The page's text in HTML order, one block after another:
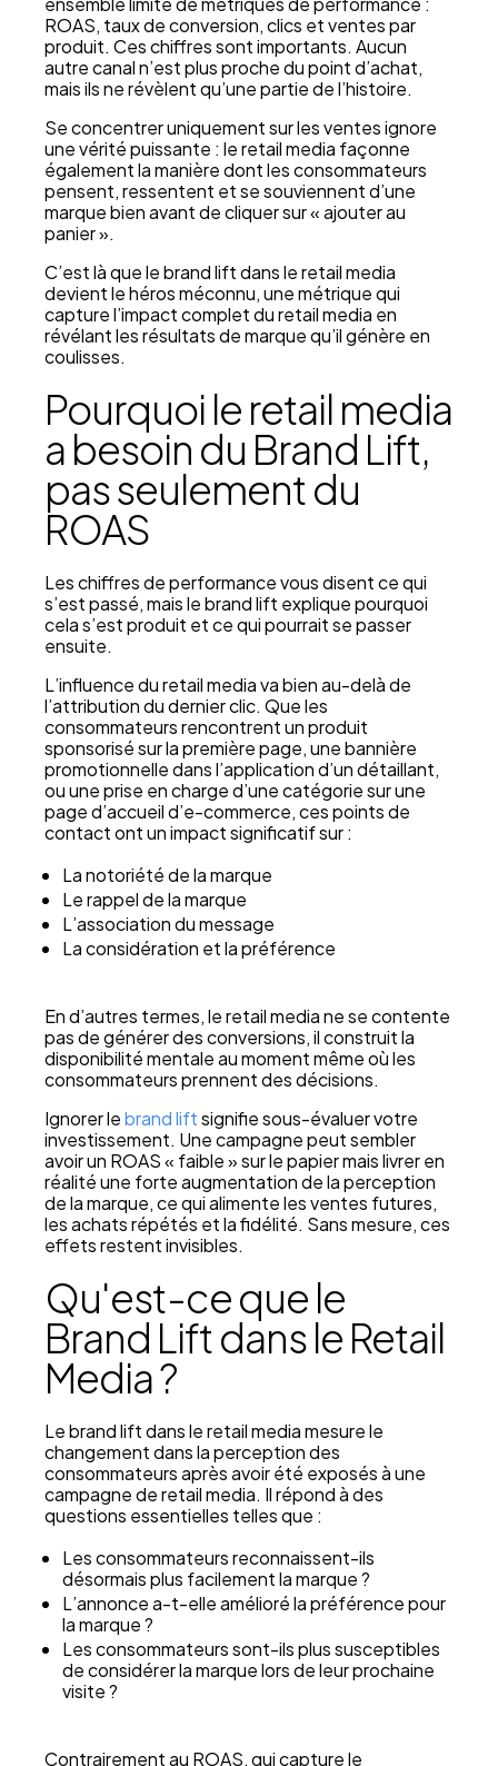
ROAS, taux de conversion, clics et ventes par
produit. Ces chiffres sont importants. Aucun
autre canal n’est plus proche du point d’achat,
mais ils ne révèlent qu’une partie de l’histoire.
Se concentrer uniquement sur les ventes ignore
une vérité puissante : le retail media façonne
également la manière dont les consommateurs
pensent, ressentent et se souviennent d’une
marque bien avant de cliquer sur « ajouter au
panier ».
C’est là que le brand lift dans le retail media
devient le héros méconnu, une métrique qui
capture l’impact complet du retail media en
révélant les résultats de marque qu’il génère en
coulisses.
Pourquoi le retail media
a besoin du Brand Lift,
pas seulement du
ROAS
Les chiffres de performance vous disent ce qui
s’est passé, mais le brand lift explique pourquoi
cela s’est produit et ce qui pourrait se passer
ensuite.
L’influence du retail media va bien au-delà de
l’attribution du dernier clic. Que les
consommateurs rencontrent un produit
sponsorisé sur la première page, une bannière
promotionnelle dans l’application d’un détaillant,
ou une prise en charge d’une catégorie sur une
page d’accueil d’e-commerce, ces points de
contact ont un impact significatif sur :
La notoriété de la marque
Le rappel de la marque
L’association du message
La considération et la préférence
En d’autres termes, le retail media ne se contente
pas de générer des conversions, il construit la
disponibilité mentale au moment même où les
consommateurs prennent des décisions.
Ignorer lebrand liftsignifie sous-évaluer votre
investissement. Une campagne peut sembler
avoir un ROAS « faible » sur le papier mais livrer en
réalité une forte augmentation de la perception
de la marque, ce qui alimente les ventes futures,
les achats répétés et la fidélité. Sans mesure, ces
effets restent invisibles.
Qu'est-ce que le
Brand Lift dans le Retail
Media ?
Le brand lift dans le retail media mesure le
changement dans la perception des
consommateurs après avoir été exposés à une
campagne de retail media. Il répond à des
questions essentielles telles que :
Les consommateurs reconnaissent-ils
désormais plus facilement la marque ?
L’annonce a-t-elle amélioré la préférence pour
la marque ?
Les consommateurs sont-ils plus susceptibles
de considérer la marque lors de leur prochaine
visite ?
Contrairement au ROAS, qui capture le